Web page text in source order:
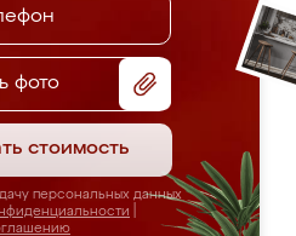
фото
стоимость
персональных данных